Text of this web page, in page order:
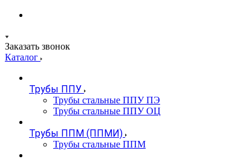
Заказать звонок
Каталог
Трубы ППУ
Трубы стальные ППУ ПЭ
Трубы стальные ППУ ОЦ
Трубы ППМ (ППМИ)
Трубы стальные ППМ